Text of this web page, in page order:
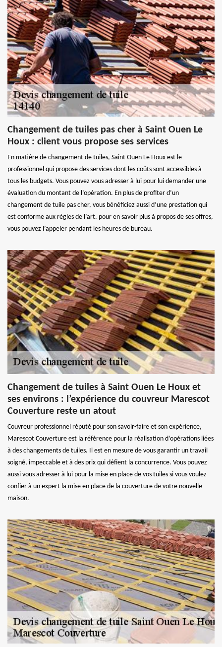
Changement de tuiles pas cher à Saint Ouen Le
Houx : client vous propose ses services
En matière de changement de tuiles, Saint Ouen Le Houx est le
professionnel qui propose des services dont les coûts sont accessibles à
tous les budgets. Vous pouvez vous adresser à lui pour lui demander une
évaluation du montant de l’opération. En plus de profiter d’un
changement de tuile pas cher, vous bénéficiez aussi d’une prestation qui
est conforme aux règles de l’art. pour en savoir plus à propos de ses offres,
vous pouvez l’appeler pendant les heures de bureau.
Changement de tuiles à Saint Ouen Le Houx et
ses environs : l’expérience du couvreur Marescot
Couverture reste un atout
Couvreur professionnel réputé pour son savoir-faire et son expérience,
Marescot Couverture est la référence pour la réalisation d’opérations liées
à des changements de tuiles. Il est en mesure de vous garantir un travail
soigné, impeccable et à des prix qui défient la concurrence. Vous pouvez
aussi vous adresser à lui pour la mise en place de vos tuiles si vous voulez
confier à un expert la mise en place de la couverture de votre nouvelle
maison.